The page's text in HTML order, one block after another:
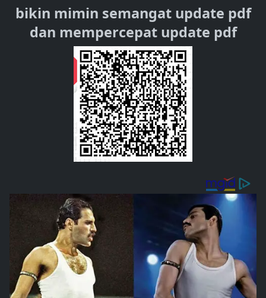
bikin mimin semangat update pdf
dan mempercepat update pdf